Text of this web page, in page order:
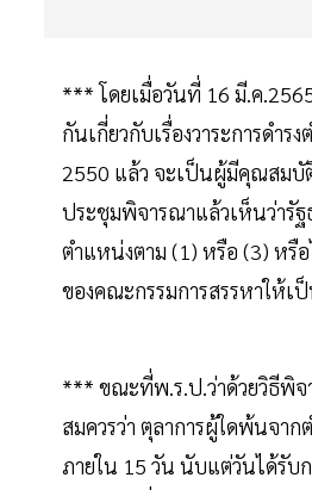
*** โดยเมื่อวันที่ 16 มี.ค
กันเกี่ยวกับเรื่องวาระการดำ
2550 แล้ว จะเป็นผู้มีคุณสมบั
ประชุมพิจารณาแล้วเห็นว่ารั
ตำแหน่งตาม (1) หรือ (3) หรื
ของคณะกรรมการสรรหาให้เ
*** ขณะที่พ.ร.ป.ว่าด้วยวิธีพิจ
สมควรว่า ตุลาการผู้ใดพ้นจา
ภายใน 15 วัน นับแต่วันได้รับก